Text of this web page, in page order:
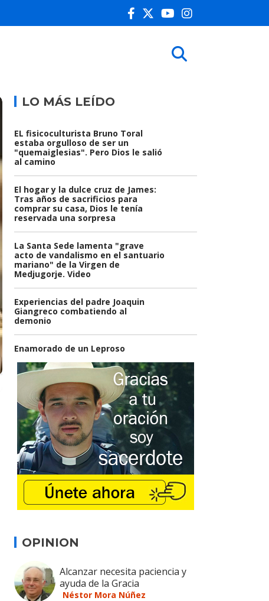
LO MÁS LEÍDO
EL fisicoculturista Bruno Toral
estaba orgulloso de ser un
"quemaiglesias". Pero Dios le salió
al camino
El hogar y la dulce cruz de James:
Tras años de sacrificios para
comprar su casa, Dios le tenía
reservada una sorpresa
La Santa Sede lamenta "grave
acto de vandalismo en el santuario
mariano" de la Virgen de
Medjugorje. Video
Experiencias del padre Joaquin
Giangreco combatiendo al
demonio
Enamorado de un Leproso
OPINION
Alcanzar necesita paciencia y
ayuda de la Gracia
Néstor Mora Núñez